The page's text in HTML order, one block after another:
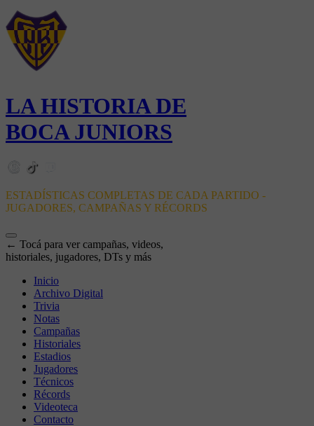
LA HISTORIA DE
BOCA JUNIORS
ESTADÍSTICAS COMPLETAS DE CADA PARTIDO -
JUGADORES, CAMPAÑAS Y RÉCORDS
← Tocá para ver campañas, videos,
historiales, jugadores, DTs y más
Inicio
Archivo Digital
Trivia
Notas
Campañas
Historiales
Estadios
Jugadores
Técnicos
Récords
Videoteca
Contacto